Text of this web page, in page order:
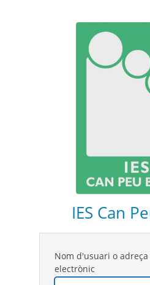
IES Can
Nom d'usuari o
electrònic